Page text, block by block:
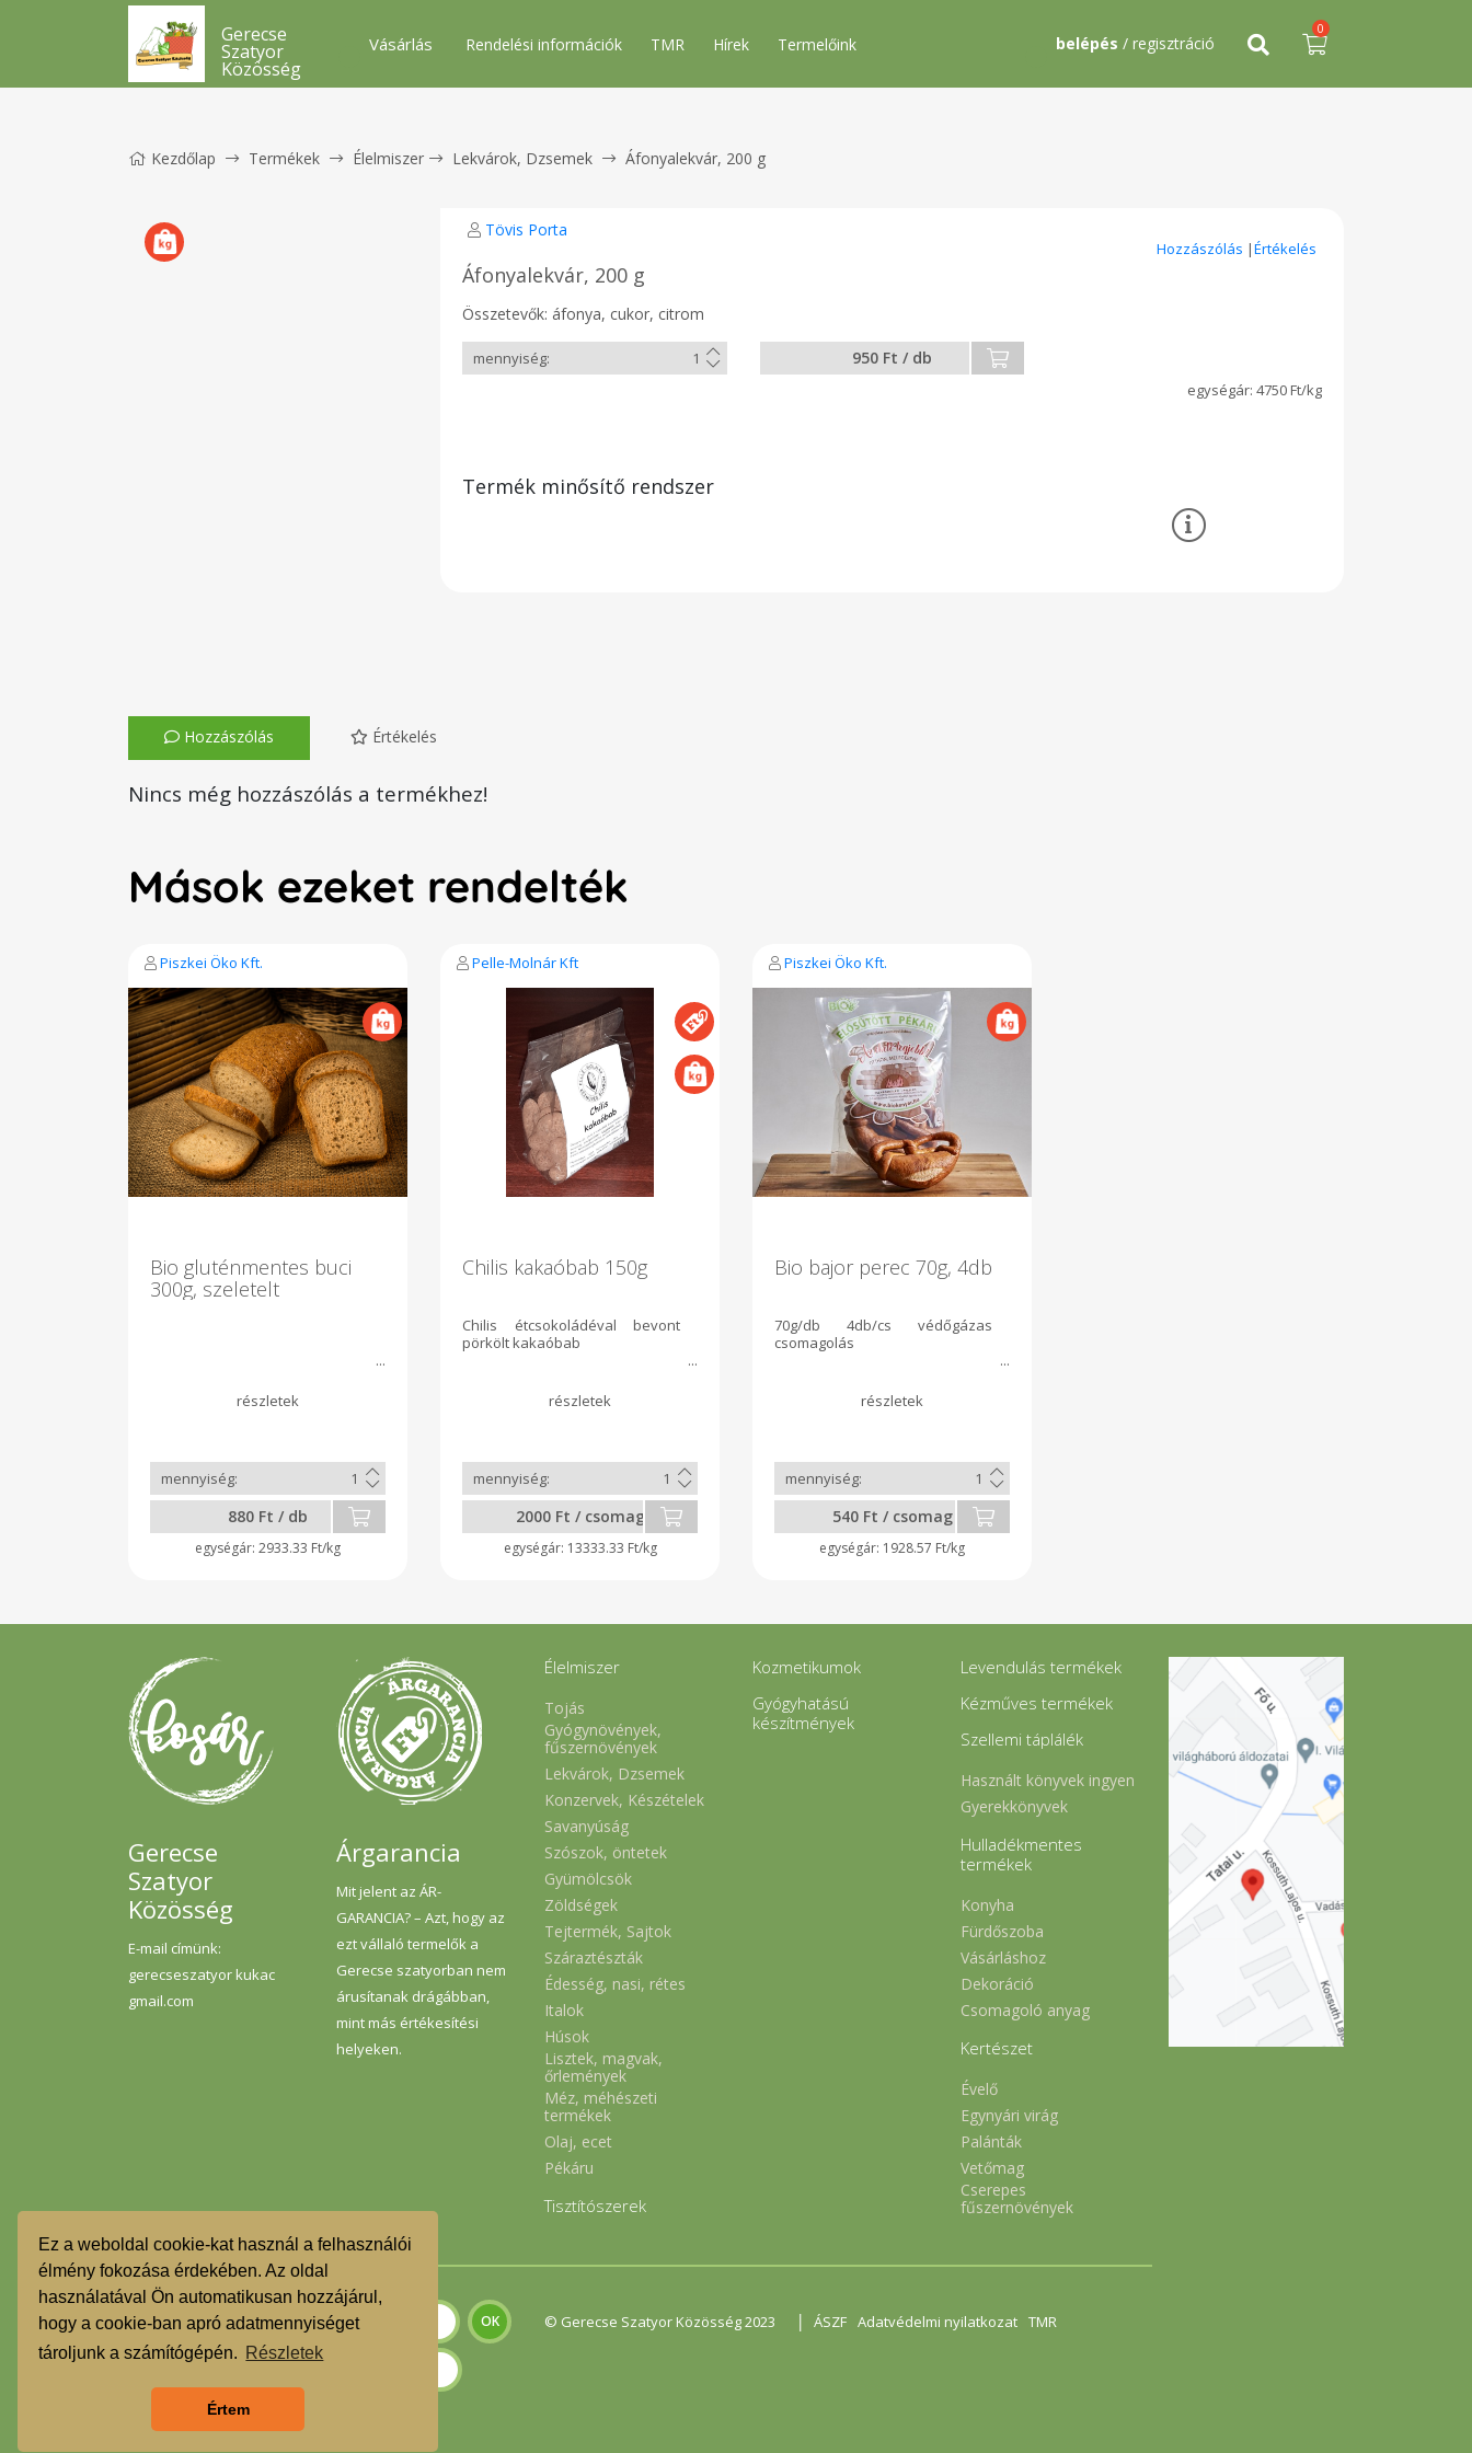
Ez a weboldal cookie-kat használ a felhasználói
élmény fokozása érdekében. Az oldal
használatával Ön automatikusan hozzájárul,
hogy a cookie-ban apró adatmennyiséget
tároljunk a számítógépén. Részletek
Értem
Gerecse
Szatyor
Közösség
Vásárlás Rendelési információk TMR Hírek Termelőink belépés / regisztráció
0
Kezdőlap Termékek Élelmiszer Lekvárok, Dzsemek Áfonyalekvár, 200 g
Tövis Porta
Hozzászólás |Értékelés
Áfonyalekvár, 200 g
Összetevők: áfonya, cukor, citrom
950 Ft / db
4750 Ft/kg
Termék minősítő rendszer
Hozzászólás Értékelés
Nincs még hozzászólás a termékhez!
Mások ezeket rendelték
Piszkei Öko Kft.
Bio gluténmentes buci
300g, szeletelt
880 Ft / db
2933.33 Ft/kg
Pelle-Molnár Kft
Chilis kakaóbab 150g
Chilis étcsokoládéval bevont
pörkölt kakaóbab
2000 Ft / csomag
13333.33 Ft/kg
Piszkei Öko Kft.
Bio bajor perec 70g, 4db
70g/db 4db/cs védőgázas
csomagolás
540 Ft / csomag
1928.57 Ft/kg
Gerecse
Szatyor
Közösség
E-mail címünk:
gerecseszatyor kukac
gmail.com
Árgarancia
Mit jelent az ÁR-
GARANCIA? – Azt, hogy az
ezt vállaló termelők a
Gerecse szatyorban nem
árusítanak drágábban,
mint más értékesítési
helyeken.
Élelmiszer
Tojás
Gyógynövények,
fűszernövények
Lekvárok, Dzsemek
Konzervek, Készételek
Savanyúság
Szószok, öntetek
Gyümölcsök
Zöldségek
Tejtermék, Sajtok
Száraztészták
Édesség, nasi, rétes
Italok
Húsok
Lisztek, magvak,
őrlemények
Méz, méhészeti
termékek
Olaj, ecet
Pékáru
Tisztítószerek
Kozmetikumok
Gyógyhatású
készítmények
Levendulás termékek
Kézműves termékek
Szellemi táplálék
Használt könyvek ingyen
Gyerekkönyvek
Hulladékmentes
termékek
Konyha
Fürdőszoba
Vásárláshoz
Dekoráció
Csomagoló anyag
Kertészet
Évelő
Egynyári virág
Palánták
Vetőmag
Cserepes
fűszernövények
Szeretnék feliratkozni a hírlevélre.
© Gerecse Szatyor Közösség 2023 | ÁSZF Adatvédelmi nyilatkozat TMR